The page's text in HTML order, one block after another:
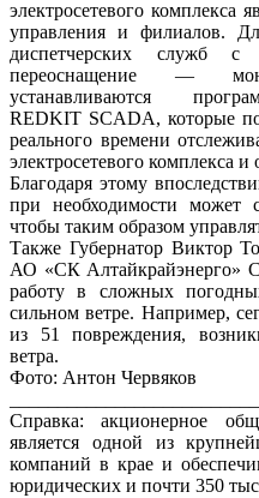
электросетевого комплекса
управления и филиалов.
диспетчерских служб
переоснащение —
устанавливаются
REDKIT SCADA, которые
реального времени
электросетевого комплекса
Благодаря этому
при необходимости может
чтобы таким образом
Также Губернатор Виктор
АО «СК Алтайкрайэнерго»
работу в сложных
сильном ветре. Например,
из 51 повреждения,
ветра.
Фото: Антон Червяков
Справка: акционерное
является одной из
компаний в крае и
юридических и почти 350